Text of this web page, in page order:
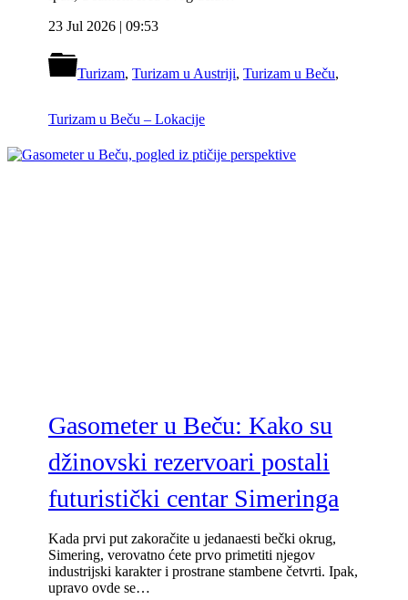
23 Jul 2026 | 09:53
Turizam, Turizam u Austriji, Turizam u Beču,
Turizam u Beču – Lokacije
Gasometer u Beču: Kako su
džinovski rezervoari postali
futuristički centar Simeringa
Kada prvi put zakoračite u jedanaesti bečki okrug,
Simering, verovatno ćete prvo primetiti njegov
industrijski karakter i prostrane stambene četvrti. Ipak,
upravo ovde se…